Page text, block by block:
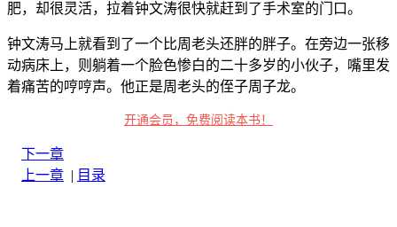
肥，却很灵活，拉着钟文涛很快就赶到了手术室的门口。
钟文涛马上就看到了一个比周老头还胖的胖子。在旁边一张移
动病床上，则躺着一个脸色惨白的二十多岁的小伙子，嘴里发
着痛苦的哼哼声。他正是周老头的侄子周子龙。
开通会员，免费阅读本书！
下一章
上一章 | 目录